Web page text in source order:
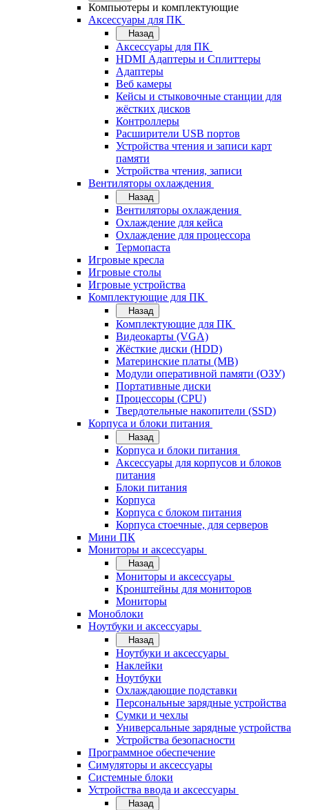
Компьютеры и комплектующие
Аксессуары для ПК
Назад
Аксессуары для ПК
HDMI Адаптеры и Сплиттеры
Адаптеры
Веб камеры
Кейсы и стыковочные станции для
жёстких дисков
Контроллеры
Расширители USB портов
Устройства чтения и записи карт
памяти
Устройства чтения, записи
Вентиляторы охлаждения
Назад
Вентиляторы охлаждения
Охлаждение для кейса
Охлаждение для процессора
Термопаста
Игровые кресла
Игровые столы
Игровые устройства
Комплектующие для ПК
Назад
Комплектующие для ПК
Видеокарты (VGA)
Жёсткие диски (HDD)
Материнские платы (MB)
Модули оперативной памяти (ОЗУ)
Портативные диски
Процессоры (CPU)
Твердотельные накопители (SSD)
Корпуса и блоки питания
Назад
Корпуса и блоки питания
Аксессуары для корпусов и блоков
питания
Блоки питания
Корпуса
Корпуса с блоком питания
Корпуса стоечные, для серверов
Мини ПК
Мониторы и аксессуары
Назад
Мониторы и аксессуары
Кронштейны для мониторов
Мониторы
Моноблоки
Ноутбуки и аксессуары
Назад
Ноутбуки и аксессуары
Наклейки
Ноутбуки
Охлаждающие подставки
Персональные зарядные устройства
Сумки и чехлы
Универсальные зарядные устройства
Устройства безопасности
Программное обеспечение
Симуляторы и аксессуары
Системные блоки
Устройства ввода и аксессуары
Назад